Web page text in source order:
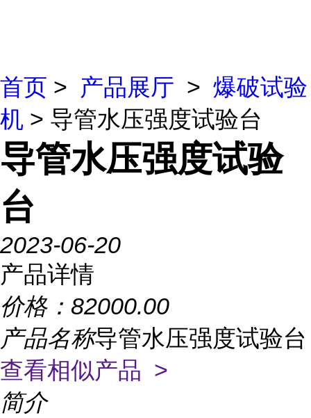
首页 > 产品展厅 > 爆破试验
机 > 导管水压强度试验台
导管水压强度试验
台
2023-06-20
产品详情
价格： 82000.00
产品名称导管水压强度试验台
查看相似产品 >
简介